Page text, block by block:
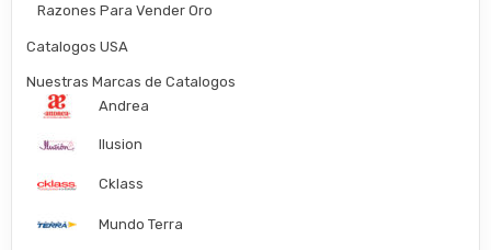
Razones Para Vender Oro
Catalogos USA
Nuestras Marcas de Catalogos
Andrea
Ilusion
Cklass
Mundo Terra